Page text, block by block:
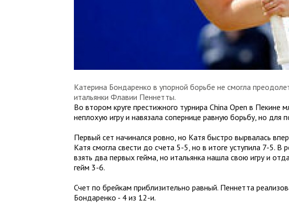
Катерина Бондаренко в упорной борьбе не смогла
итальянки Флавии Пеннетты.
Во втором круге престижного турнира China Open в
неплохую игру и навязала сопернице равную борьбу, но для
Первый сет начинался ровно, но Катя быстро вырвалась
Катя смогла свести до счета 5-5, но в итоге уступила 7-5.
взять два первых гейма, но итальянка нашла свою игру и
гейм 3-6.
Счет по брейкам приблизительно равный. Пеннетта
Бондаренко - 4 из 12-и.